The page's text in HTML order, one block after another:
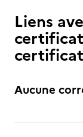
Liens
Aucune